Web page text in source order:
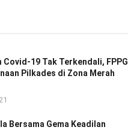
Covid-19 Tak Terkendali, FPPG
Pilkades di Zona Merah
Bersama Gema Keadilan